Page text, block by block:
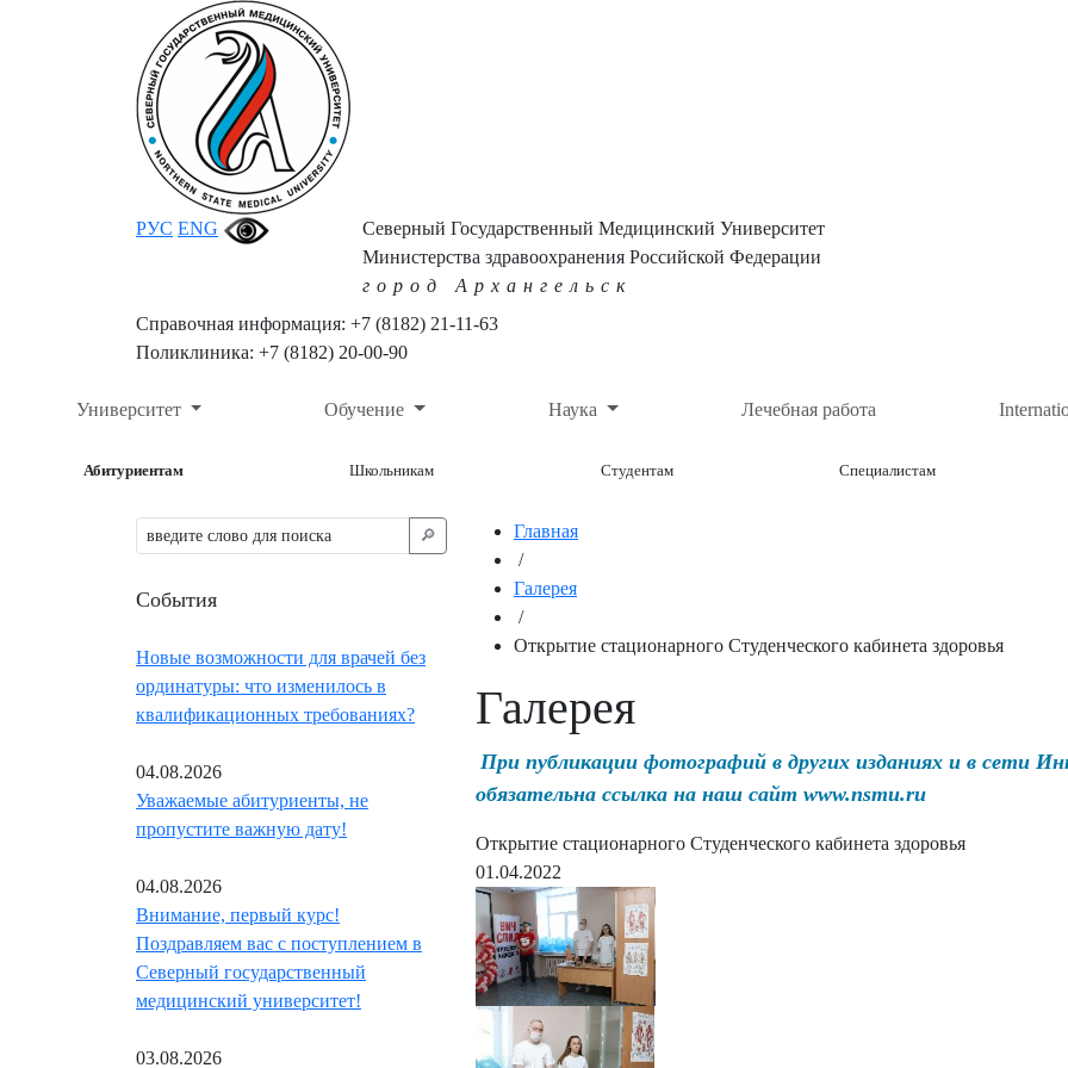
РУС ENG
Северный Государственный Медицинский Университет
Министерства здравоохранения Российской Федерации
город Архангельск
Справочная информация: +7 (8182) 21-11-63
Поликлиника: +7 (8182) 20-00-90
Университет Обучение Наука Лечебная работа
Абитуриентам Школьникам Студентам Специалистам
🔎︎
События
Новые возможности для врачей без
ординатуры: что изменилось в
квалификационных требованиях?
04.08.2026
Уважаемые абитуриенты, не
пропустите важную дату!
04.08.2026
Внимание, первый курс!
Поздравляем вас с поступлением в
Северный государственный
медицинский университет!
03.08.2026
Главная
/
Галерея
/
Открытие стационарного Студенческого кабинета здоровья
Галерея
При публикации фотографий в других изданиях и в сети
обязательна ссылка на наш сайт www.nsmu.ru
Открытие стационарного Студенческого кабинета здоровья
01.04.2022